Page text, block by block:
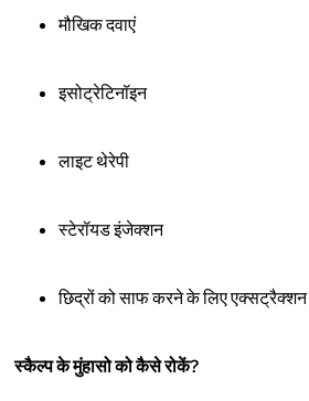
मौखिक दवाएं
इसोट्रेटिनॉइन
लाइट थेरेपी
स्टेरॉयड इंजेक्शन
छिद्रों को साफ करने के लिए एक्सट्रैक्शन
स्कैल्प के मुंहासो को कैसे रोकें?